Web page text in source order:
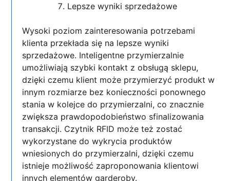
Lepsze wyniki sprzedażowe
Wysoki poziom zainteresowania potrzebami
klienta przekłada się na lepsze wyniki
sprzedażowe. Inteligentne przymierzalnie
umożliwiają szybki kontakt z obsługą sklepu,
dzięki czemu klient może przymierzyć produkt w
innym rozmiarze bez konieczności ponownego
stania w kolejce do przymierzalni, co znacznie
zwiększa prawdopodobieństwo sfinalizowania
transakcji. Czytnik RFID może też zostać
wykorzystane do wykrycia produktów
wniesionych do przymierzalni, dzięki czemu
istnieje możliwość zaproponowania klientowi
innych elementów garderoby.